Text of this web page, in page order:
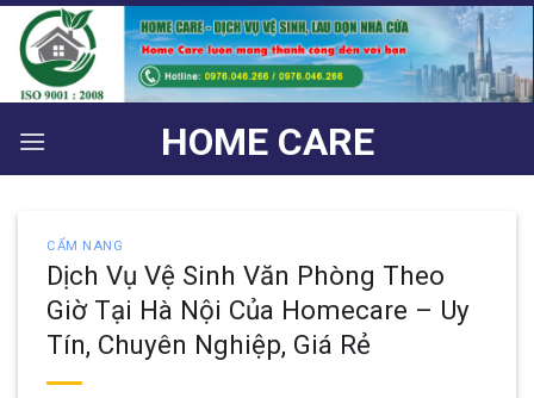
Bỏ
qua
nội
dung
HOME CARE
CẨM NANG
Dịch Vụ Vệ Sinh Văn Phòng Theo
Giờ Tại Hà Nội Của Homecare – Uy
Tín, Chuyên Nghiệp, Giá Rẻ